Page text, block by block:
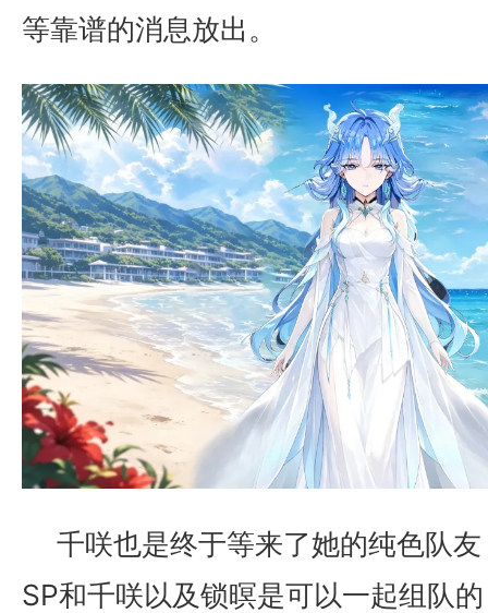
等靠谱的消息放出。
千咲也是终于等来了她的纯色队
SP和千咲以及锁暝是可以一起组队